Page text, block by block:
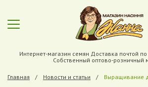
Интернет-магазин семян Доставка почтой
Собственный оптово-розничный
Главная Новости и статьи Выращивание